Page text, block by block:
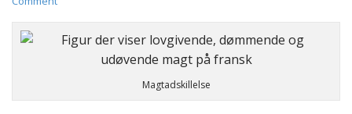
u
t
Magtadskillelse